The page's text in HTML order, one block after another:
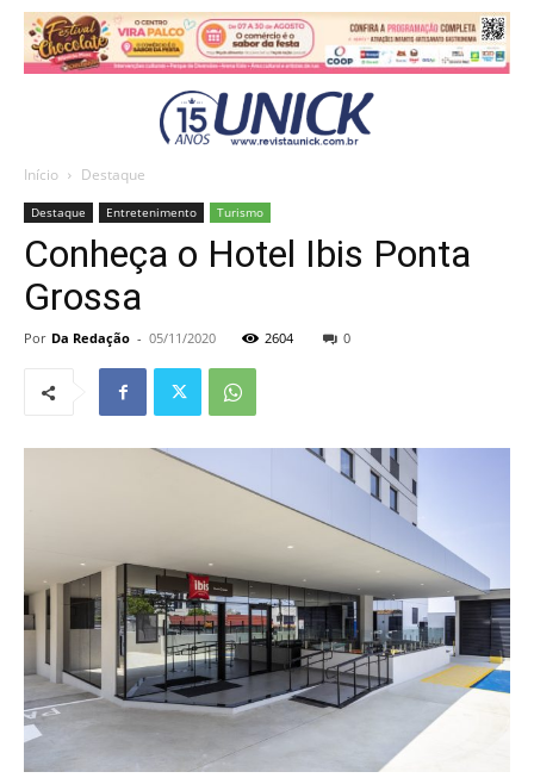
Início Destaque
Destaque Entretenimento Turismo
Conheça o Hotel Ibis Ponta
Grossa
Por Da Redação - 05/11/2020 2604 0